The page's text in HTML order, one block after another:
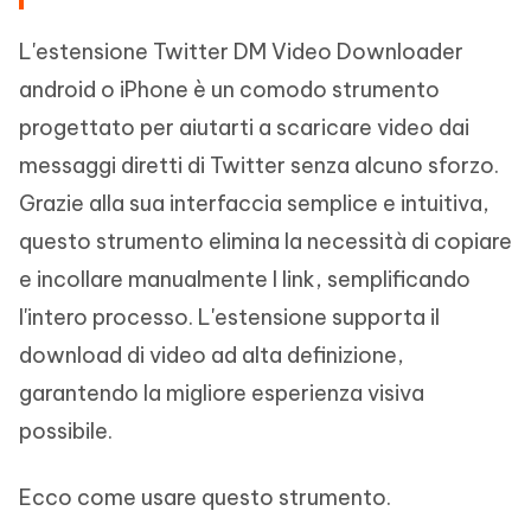
L'estensione Twitter DM Video Downloader
android o iPhone è un comodo strumento
progettato per aiutarti a scaricare video dai
messaggi diretti di Twitter senza alcuno sforzo.
Grazie alla sua interfaccia semplice e intuitiva,
questo strumento elimina la necessità di copiare
e incollare manualmente I link, semplificando
l'intero processo. L'estensione supporta il
download di video ad alta definizione,
garantendo la migliore esperienza visiva
possibile.
Ecco come usare questo strumento.